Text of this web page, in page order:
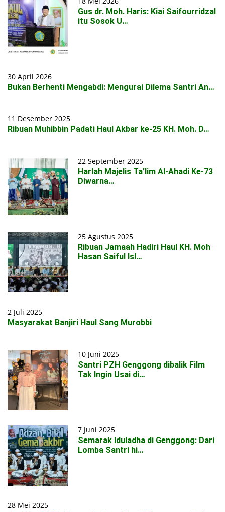
Gus dr. Moh. Haris: Kiai Saifourridzal
itu Sosok U…
30 April 2026
Bukan Berhenti Mengabdi: Mengurai Dilema Santri An…
11 Desember 2025
Ribuan Muhibbin Padati Haul Akbar ke-25 KH. Moh. D…
22 September 2025
Harlah Majelis Ta’lim Al-Ahadi Ke-73
Diwarna…
25 Agustus 2025
Ribuan Jamaah Hadiri Haul KH. Moh
Hasan Saiful Isl…
2 Juli 2025
Masyarakat Banjiri Haul Sang Murobbi
10 Juni 2025
Santri PZH Genggong dibalik Film
Tak Ingin Usai di…
7 Juni 2025
Semarak Iduladha di Genggong: Dari
Lomba Santri hi…
28 Mei 2025